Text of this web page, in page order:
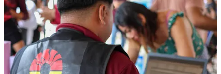
Compartir
Discusión sobre este post
Comentarios Restacks